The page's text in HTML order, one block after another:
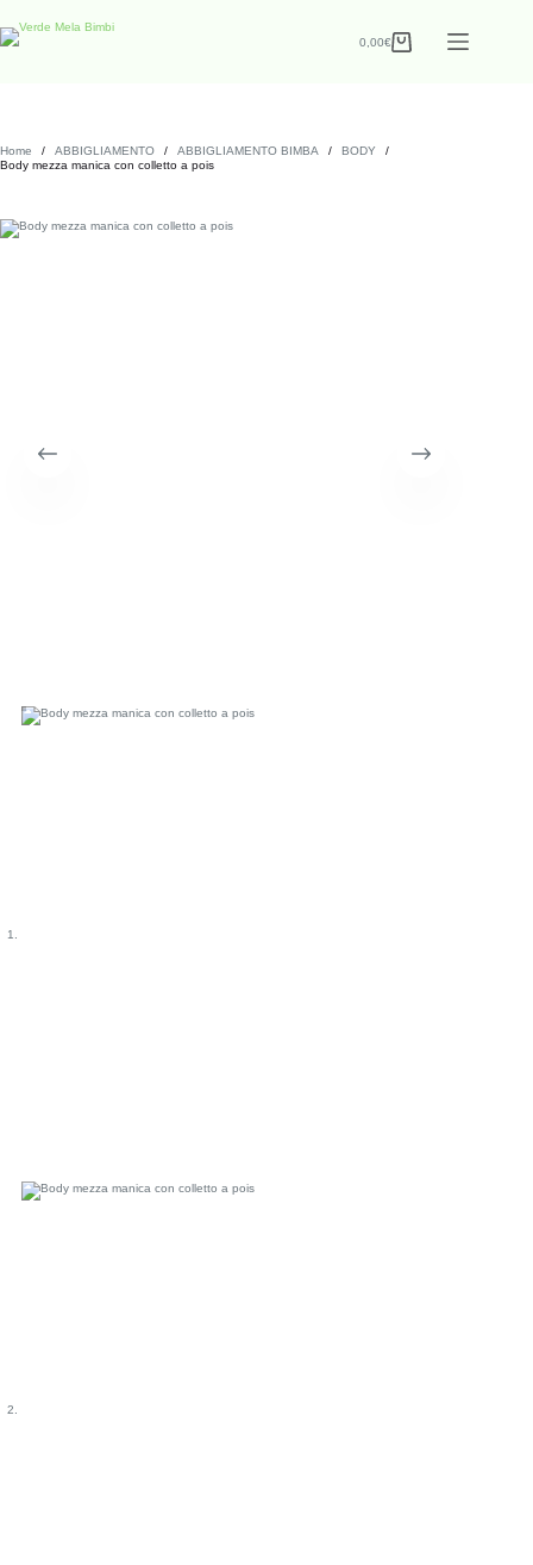
0,00€
Home / ABBIGLIAMENTO / ABBIGLIAMENTO BIMBA / BODY
/
Body mezza manica con colletto a pois